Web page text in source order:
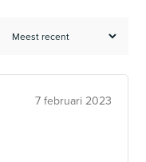
7 februari 2023